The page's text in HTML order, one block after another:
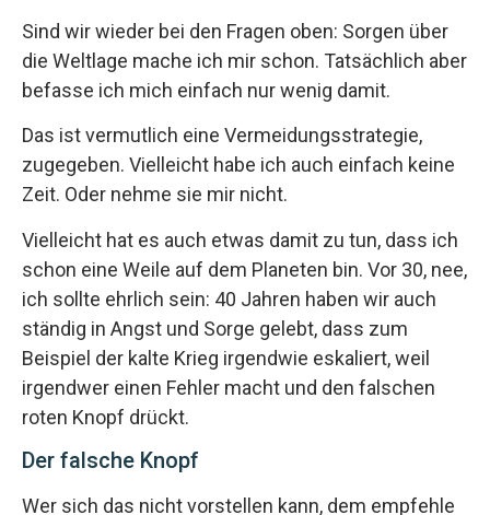
Sind wir wieder bei den Fragen oben: Sorgen über
die Weltlage mache ich mir schon. Tatsächlich aber
befasse ich mich einfach nur wenig damit.
Das ist vermutlich eine Vermeidungsstrategie,
zugegeben. Vielleicht habe ich auch einfach keine
Zeit. Oder nehme sie mir nicht.
Vielleicht hat es auch etwas damit zu tun, dass ich
schon eine Weile auf dem Planeten bin. Vor 30, nee,
ich sollte ehrlich sein: 40 Jahren haben wir auch
ständig in Angst und Sorge gelebt, dass zum
Beispiel der kalte Krieg irgendwie eskaliert, weil
irgendwer einen Fehler macht und den falschen
roten Knopf drückt.
Der falsche Knopf
Wer sich das nicht vorstellen kann, dem empfehle